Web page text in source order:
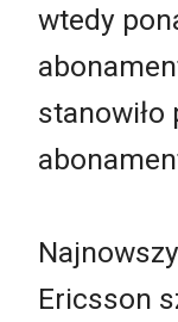
wtedy
stanowiło
Ericsson